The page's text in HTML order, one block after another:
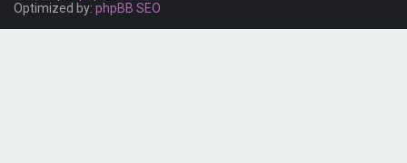
Optimized by: phpBB SEO